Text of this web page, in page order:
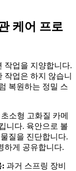
케어 프로
작업을 지양합니다.
작업은 하지 않습니
복원하는 정밀 스
초소형 고화질 카메
니다. 육안으로 볼
질을 진단합니다.
하게 공유합니다.
: 과거 스프링 장비